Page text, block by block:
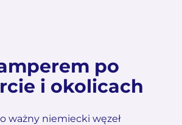
po
i okolicach
ważny niemiecki węzeł